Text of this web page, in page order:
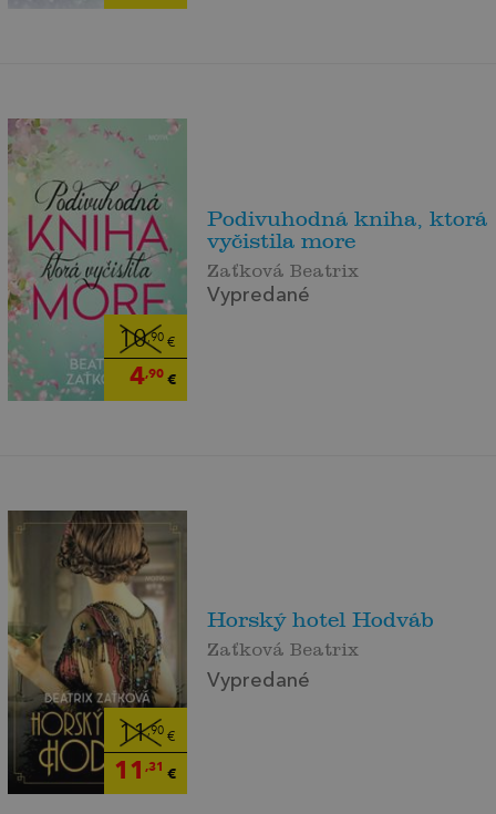
10,90€
4,90€
Podivuhodná kniha, ktorá
vyčistila more
Zaťková Beatrix
Vypredané
11,90€
11 ,31 €
Horský hotel Hodváb
Zaťková Beatrix
Vypredané